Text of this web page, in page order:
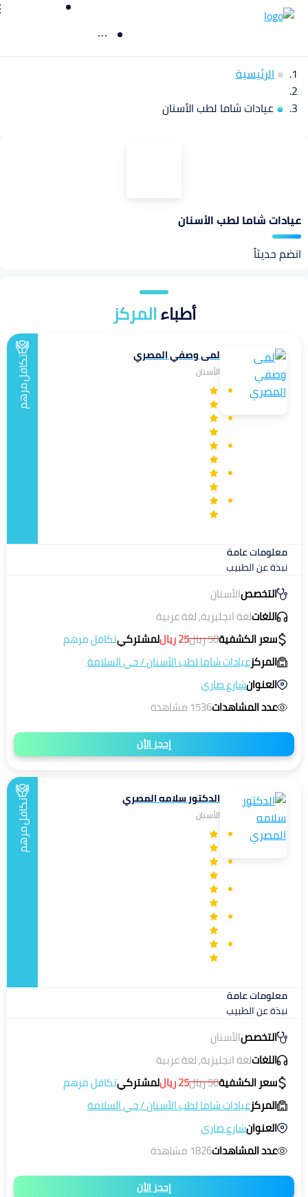
الرئيسية
عيادات شاما لطب الأسنان
عيادات شاما لطب الأسنان
انضم حديثاً
أطباءالمركز
لمى وصفي المصري
الأسنان تكافل
مرهم
معلومات عامة
نبذة عن الطبيب
التخصصالأسنان
اللغاتلغة انجليزية, لغة عربية
سعر الكشفية50ريال25رياللمشتركيتكافل مرهم
المركزعيادات شاما لطب الأسنان/حي السلامة
العنوانشارع صاري
عدد المشاهدات1536 مشاهدة
إحجز الأن
الدكتور سلامه المصري
الأسنان تكافل
مرهم
معلومات عامة
نبذة عن الطبيب
التخصصالأسنان
اللغاتلغة انجليزية, لغة عربية
سعر الكشفية50ريال25رياللمشتركيتكافل مرهم
المركزعيادات شاما لطب الأسنان/حي السلامة
العنوانشارع صاري
عدد المشاهدات1826 مشاهدة
إحجز الأن